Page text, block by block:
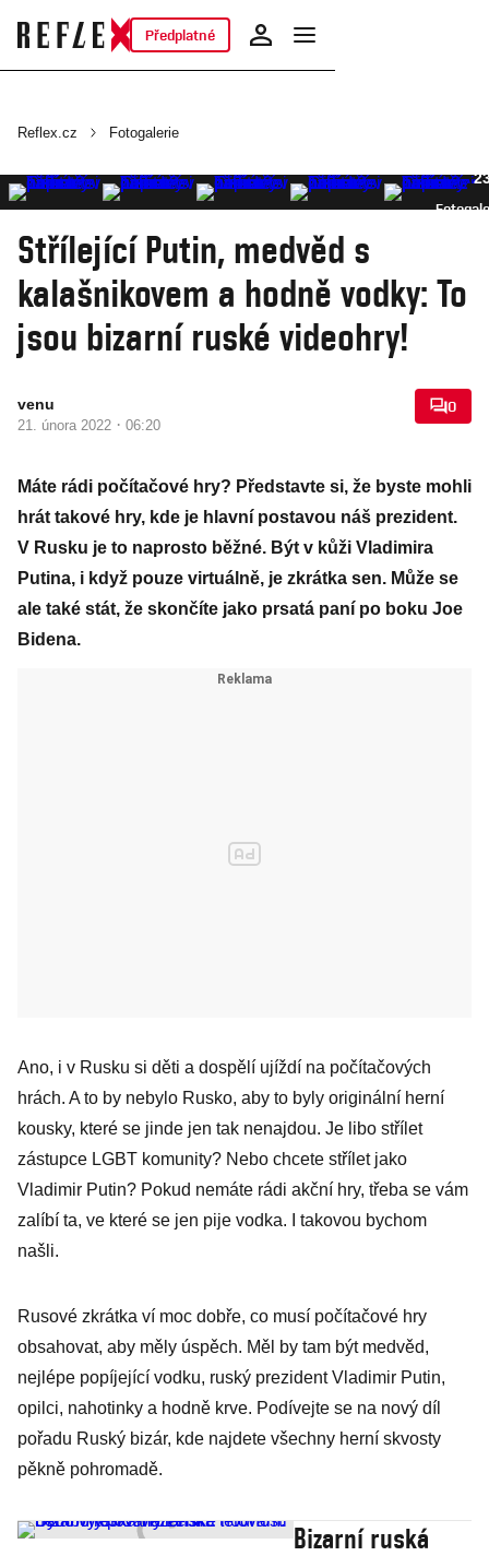
Předplatné
Reflex.cz Fotogalerie
Střílející Putin, medvěd s
kalašnikovem a hodně vodky: To
jsou bizarní ruské videohry!
venu
21. února 2022 · 06:20
0
Máte rádi počítačové hry? Představte si, že byste mohli
hrát takové hry, kde je hlavní postavou náš prezident.
V Rusku je to naprosto běžné. Být v kůži Vladimira
Putina, i když pouze virtuálně, je zkrátka sen. Může se
ale také stát, že skončíte jako prsatá paní po boku Joe
Bidena.
Ano, i v Rusku si děti a dospělí ujíždí na počítačových
hrách. A to by nebylo Rusko, aby to byly originální herní
kousky, které se jinde jen tak nenajdou. Je libo střílet
zástupce LGBT komunity? Nebo chcete střílet jako
Vladimir Putin? Pokud nemáte rádi akční hry, třeba se vám
zalíbí ta, ve které se jen pije vodka. I takovou bychom
našli.
Rusové zkrátka ví moc dobře, co musí počítačové hry
obsahovat, aby měly úspěch. Měl by tam být medvěd,
nejlépe popíjející vodku, ruský prezident Vladimir Putin,
opilci, nahotinky a hodně krve. Podívejte se na nový díl
pořadu Ruský bizár, kde najdete všechny herní skvosty
pěkně pohromadě.
Bizarní ruská